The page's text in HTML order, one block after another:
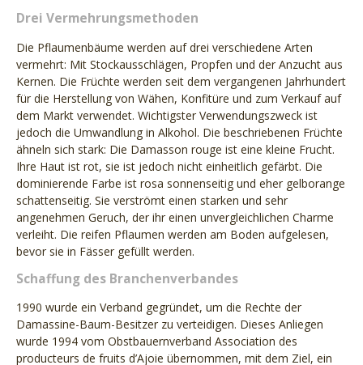
Drei Vermehrungsmethoden
Die Pflaumenbäume werden auf drei verschiedene Arten
vermehrt: Mit Stockausschlägen, Propfen und der Anzucht aus
Kernen. Die Früchte werden seit dem vergangenen Jahrhundert
für die Herstellung von Wähen, Konfitüre und zum Verkauf auf
dem Markt verwendet. Wichtigster Verwendungszweck ist
jedoch die Umwandlung in Alkohol. Die beschriebenen Früchte
ähneln sich stark: Die Damasson rouge ist eine kleine Frucht.
Ihre Haut ist rot, sie ist jedoch nicht einheitlich gefärbt. Die
dominierende Farbe ist rosa sonnenseitig und eher gelborange
schattenseitig. Sie verströmt einen starken und sehr
angenehmen Geruch, der ihr einen unvergleichlichen Charme
verleiht. Die reifen Pflaumen werden am Boden aufgelesen,
bevor sie in Fässer gefüllt werden.
Schaffung des Branchenverbandes
1990 wurde ein Verband gegründet, um die Rechte der
Damassine-Baum-Besitzer zu verteidigen. Dieses Anliegen
wurde 1994 vom Obstbauernverband Association des
producteurs de fruits d’Ajoie übernommen, mit dem Ziel, ein